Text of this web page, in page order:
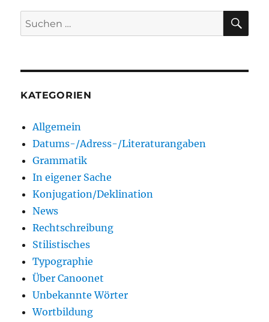
Suchen
nach:
KATEGORIEN
Allgemein
Datums-/Adress-/Literaturangaben
Grammatik
In eigener Sache
Konjugation/Deklination
News
Rechtschreibung
Stilistisches
Typographie
Über Canoonet
Unbekannte Wörter
Wortbildung